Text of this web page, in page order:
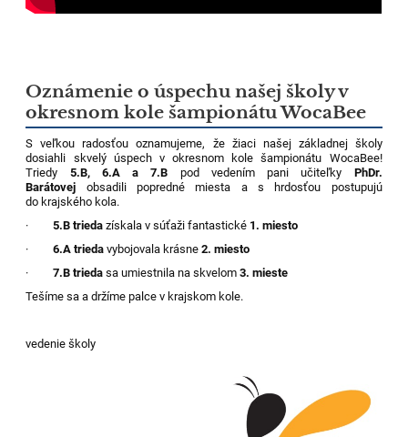
Oznámenie o úspechu našej školy v
okresnom kole šampionátu WocaBee
S veľkou radosťou oznamujeme, že žiaci našej základnej školy
dosiahli skvelý úspech v okresnom kole šampionátu WocaBee!
Triedy 5.B, 6.A a 7.B pod vedením pani učiteľky PhDr.
Barátovej obsadili popredné miesta a s hrdosťou postupujú
do krajského kola.
·5.B trieda získala v súťaži fantastické 1. miesto
·6.A trieda vybojovala krásne2. miesto
·7.B trieda sa umiestnila na skvelom3. mieste
Tešíme sa a držíme palce v krajskom kole.
vedenie školy